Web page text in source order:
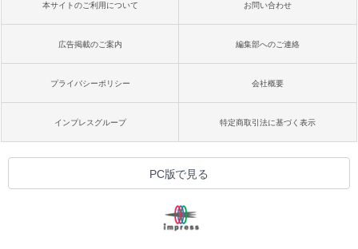
本サイトのご利用について お問い合わせ
広告掲載のご案内 編集部へのご連絡
プライバシーポリシー 会社概要
インプレスグループ 特定商取引法に基づく表示
PC版で見る